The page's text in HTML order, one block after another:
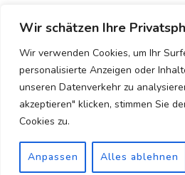
Wir schätzen Ihre
Wir verwenden Cookies, um Ihr
personalisierte Anzeigen oder
unseren Datenverkehr zu
akzeptieren" klicken, stimmen Sie
Cookies zu.
Anpassen Alles ablehnen
vorbehalten.Blossom Pin |